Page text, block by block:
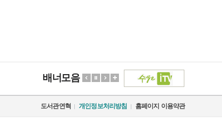
배너모음
도서관연혁 개인정보처리방침 홈페이지 이용약관